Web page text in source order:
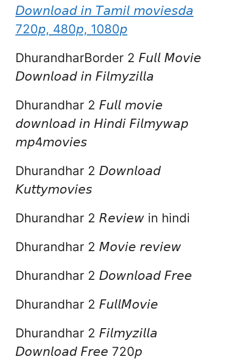
𝘋𝘰𝘸𝘯𝘭𝘰𝘢𝘥 𝘪𝘯 𝘛𝘢𝘮𝘪𝘭 𝘮𝘰𝘷𝘪𝘦𝘴𝘥𝘢
720𝘱, 480𝘱, 1080𝘱
DhurandharBorder 2 𝘍𝘶𝘭𝘭 𝘔𝘰𝘷𝘪𝘦
𝘋𝘰𝘸𝘯𝘭𝘰𝘢𝘥 𝘪𝘯 𝘍𝘪𝘭𝘮𝘺𝘻𝘪𝘭𝘭𝘢
Dhurandhar 2 𝘍𝘶𝘭𝘭 𝘮𝘰𝘷𝘪𝘦
𝘥𝘰𝘸𝘯𝘭𝘰𝘢𝘥 𝘪𝘯 𝘏𝘪𝘯𝘥𝘪 𝘍𝘪𝘭𝘮𝘺𝘸𝘢𝘱
𝘮𝘱4𝘮𝘰𝘷𝘪𝘦𝘴
Dhurandhar 2 𝘋𝘰𝘸𝘯𝘭𝘰𝘢𝘥
𝘒𝘶𝘵𝘵𝘺𝘮𝘰𝘷𝘪𝘦𝘴
Dhurandhar 2 𝘙𝘦𝘷𝘪𝘦𝘸 in hindi
Dhurandhar 2 𝘔𝘰𝘷𝘪𝘦 𝘳𝘦𝘷𝘪𝘦𝘸
Dhurandhar 2 𝘋𝘰𝘸𝘯𝘭𝘰𝘢𝘥 𝘍𝘳𝘦𝘦
Dhurandhar 2 𝘍𝘶𝘭𝘭𝘔𝘰𝘷𝘪𝘦
Dhurandhar 2 𝘍𝘪𝘭𝘮𝘺𝘻𝘪𝘭𝘭𝘢
𝘋𝘰𝘸𝘯𝘭𝘰𝘢𝘥 𝘍𝘳𝘦𝘦 720𝘱